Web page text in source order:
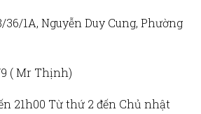
36/1A, Nguyễn Duy Cung, Phường
(Mr Thịnh)
21h00 Từ thứ 2 đến Chủ nhật